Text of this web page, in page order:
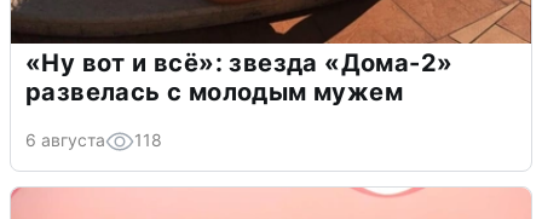
«Ну вот и всё»: звезда «Дома-2»
развелась с молодым мужем
6 августа 118